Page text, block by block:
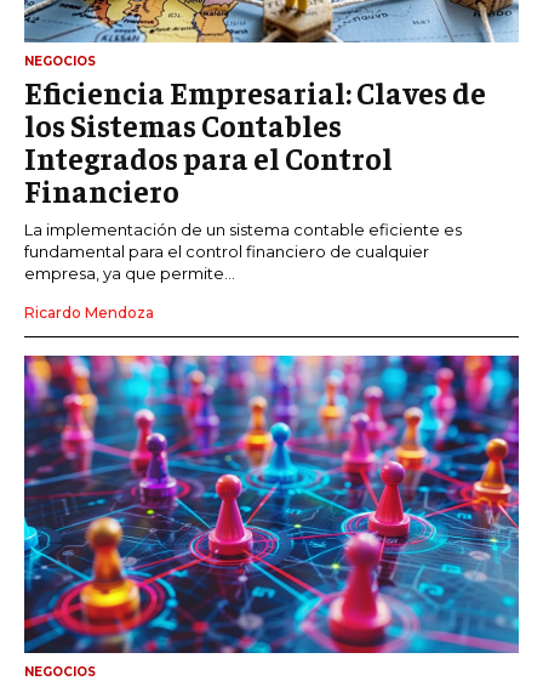
NEGOCIOS
Eficiencia Empresarial: Claves de
los Sistemas Contables
Integrados para el Control
Financiero
La implementación de un sistema contable eficiente es
fundamental para el control financiero de cualquier
empresa, ya que permite...
Ricardo Mendoza
NEGOCIOS